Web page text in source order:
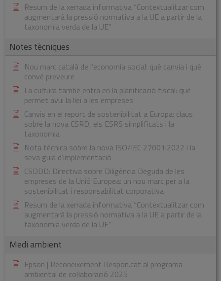
Resum de la xerrada informativa “Contextualitzar com
augmentarà la pressió normativa a la UE a partir de la
taxonomia verda de la UE”
Notes tècniques
Nou marc català de l’economia social: què canvia i què
convé preveure
La cultura també entra en la planificació fiscal: què
permet avui la llei a les empreses
Canvis en el report de sostenibilitat a Europa: claus
sobre la nova CSRD, els ESRS simplificats i la
taxonomia
Nota tècnica sobre la nova ISO/IEC 27001:2022 i la
seva guia d’implementació
CSDDD: Directiva sobre Diligència Deguda de les
empreses de la Unió Europea: un nou marc per a la
sostenibilitat i responsabilitat corporativa
Resum de la xerrada informativa “Contextualitzar com
augmentarà la pressió normativa a la UE a partir de la
taxonomia verda de la UE”
Medi ambient
Epson | Reconeixement Respon.cat al programa
ambiental de col·laboració 2025